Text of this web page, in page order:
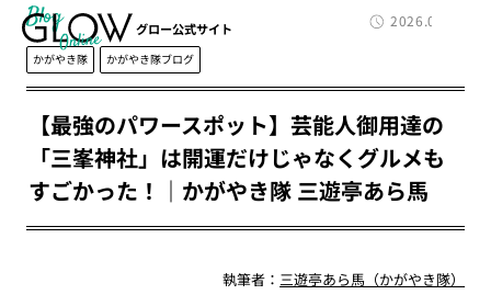
グロー公式サイト 2026.06.01
Blog
かがやき隊 かがやき隊ブログ
【最強のパワースポット】芸能人御用達の
「三峯神社」は開運だけじゃなくグルメも
すごかった！｜かがやき隊 三遊亭あら馬
執筆者：三遊亭あら馬（かがやき隊）